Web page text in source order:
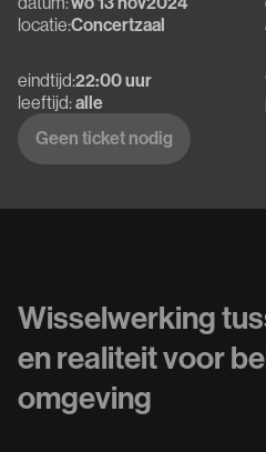
locatie:Concertzaal
eindtijd:
leeftijd:
22:00 uur
alle
Geen ticket nodig
Wisselwerking
en realiteit voor
omgeving